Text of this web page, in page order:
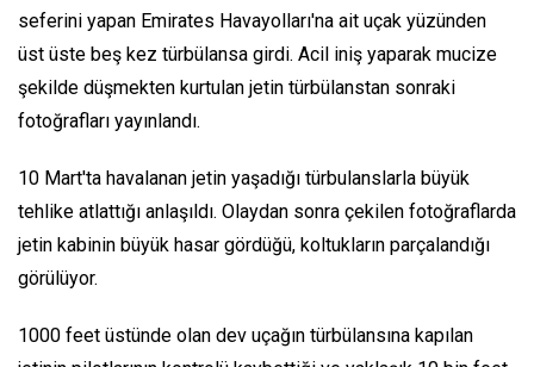
seferini yapan Emirates Havayolları'na ait uçak yüzünden
üst üste beş kez türbülansa girdi. Acil iniş yaparak mucize
şekilde düşmekten kurtulan jetin türbülanstan sonraki
fotoğrafları yayınlandı.
10 Mart'ta havalanan jetin yaşadığı türbulanslarla büyük
tehlike atlattığı anlaşıldı. Olaydan sonra çekilen fotoğraflarda
jetin kabinin büyük hasar gördüğü, koltukların parçalandığı
görülüyor.
1000 feet üstünde olan dev uçağın türbülansına kapılan